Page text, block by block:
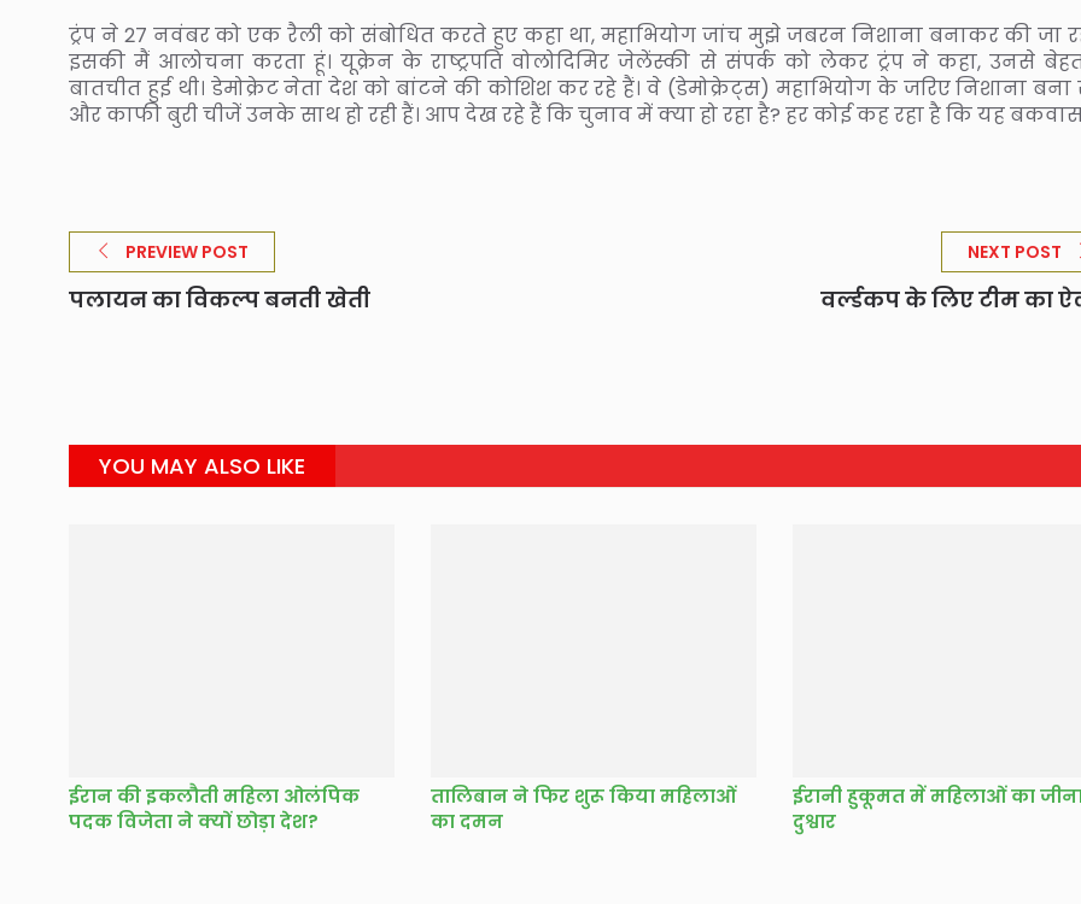
ट्रंप ने 27 नवंबर को एक रैली को संबोधित करते हुए कहा था, महाभियोग जांच मुझे जबरन निशाना बनाकर की जा
इसकी मैं आलोचना करता हूं। यूक्रेन के राष्ट्रपति वोलोदिमिर जेलेंस्की से संपर्क को लेकर ट्रंप ने कहा, उनसे
बातचीत हुई थी। डेमोक्रेट नेता देश को बांटने की कोशिश कर रहे हैं। वे (डेमोक्रेट्स) महाभियोग के जरिए निशाना बना
और काफी बुरी चीजें उनके साथ हो रही हैं। आप देख रहे हैं कि चुनाव में क्या हो रहा है? हर कोई कह रहा है कि यह बकवास
PREVIEW POST
पलायन का विकल्प बनती खेती
NEXT POST
वर्ल्डकप के लिए टीम का
YOU MAY ALSO LIKE
ईरान की इकलौती महिला ओलंपिक
पदक विजेता ने क्यों छोड़ा देश?
तालिबान ने फिर शुरू किया महिलाओं
का दमन
ईरानी हुकूमत में महिलाओं का
दुश्वार